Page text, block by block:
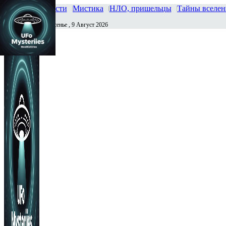
Главная Новости Мистика НЛО, пришельцы Тайны
Сегодня Воскресенье , 9 Август 2026